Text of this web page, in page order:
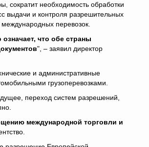
сократит необходимость обработки
выдачи и контроля разрешительных
перевозок.
что обе страны
", – заявил директор
и административные
грузоперевозками.
переход систем разрешений,
международной торговли и